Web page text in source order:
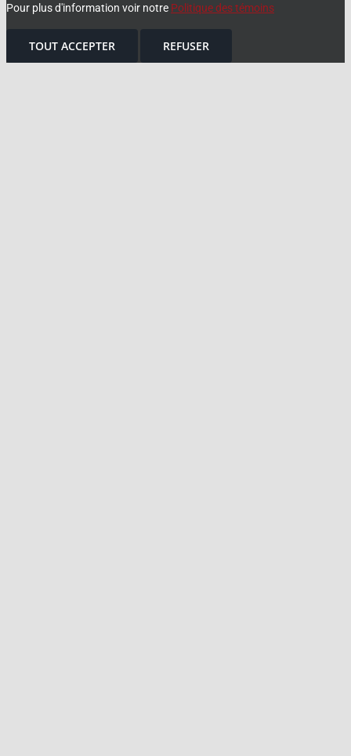
Pour plus d'information voir notre Politique des témoins
TOUT ACCEPTER REFUSER